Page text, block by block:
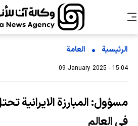
الرئيسية العامة
09 January 2025 - 15:04
مسؤول: المبارزة الايرانية
في العالم